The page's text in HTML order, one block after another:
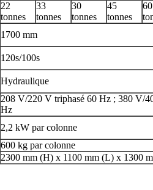
22
tonnes
33
tonnes
30
tonnes
45
tonnes
60
1700 mm
120s/100s
Hydraulique
208 V/220 V triphasé 60 Hz ; 380 V/
Hz
2,2 kW par colonne
600 kg par colonne
2300 mm (H) x 1100 mm (L) x 1300